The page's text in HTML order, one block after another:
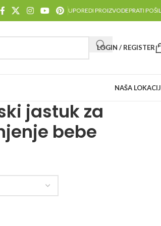
UPOREDI PROIZVODEPRATI
LOGIN / REGISTER
NAŠA
jastuk za
bebe